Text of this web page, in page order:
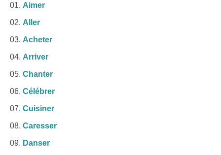
Aimer
Aller
Acheter
Arriver
Chanter
Célébrer
Cuisiner
Caresser
Danser